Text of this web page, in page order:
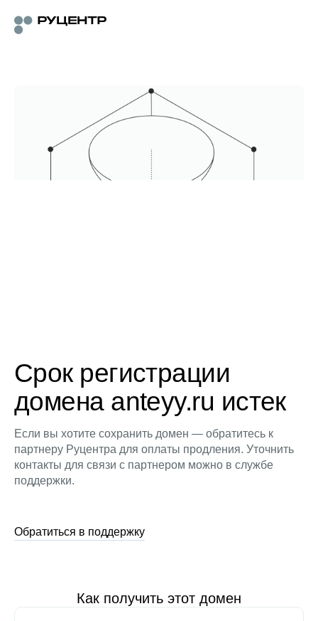
Срок регистрации
домена anteyy.ru истек
Если вы хотите сохранить домен — обратитесь к
партнеру Руцентра для оплаты продления. Уточнить
контакты для связи с партнером можно в службе
поддержки.
Обратиться в поддержку
Как получить этот домен